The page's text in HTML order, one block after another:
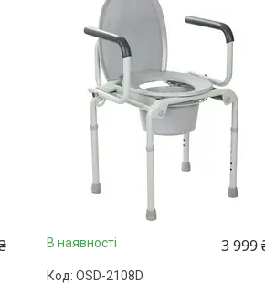
В наявності 3 999
OSD-2108D